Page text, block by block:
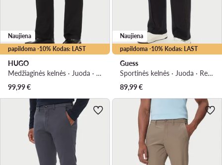
papildoma -10% Kodas: LAST
Naujiena
HUGO
Medžiaginės kelnės · Juoda · Regular Fit
99,99€
papildoma -10% Kodas: LAST
Naujiena
Guess
Sportinės kelnės · Juoda · Regular Fit
89,99€